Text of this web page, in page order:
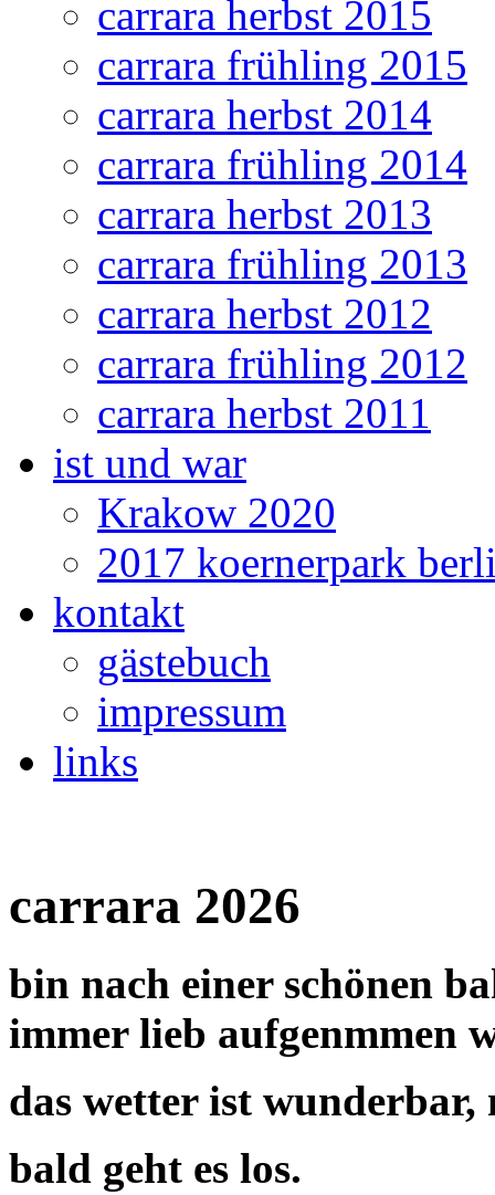
carrara herbst 2015
carrara frühling 2015
carrara herbst 2014
carrara frühling 2014
carrara herbst 2013
carrara frühling 2013
carrara herbst 2012
carrara frühling 2012
carrara herbst 2011
ist und war
Krakow 2020
2017 koernerpark
kontakt
gästebuch
impressum
links
carrara 2026
bin nach einer schönen
immer lieb aufgenmmen
das wetter ist wunderbar,
bald geht es los.